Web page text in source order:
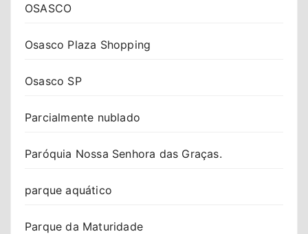
OSASCO
Osasco Plaza Shopping
Osasco SP
Parcialmente nublado
Paróquia Nossa Senhora das Graças.
parque aquático
Parque da Maturidade